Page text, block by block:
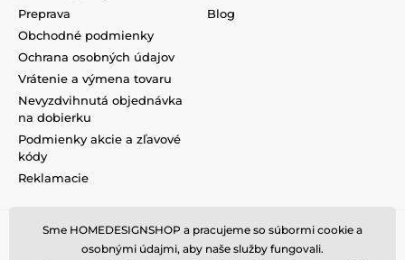
Preprava
Obchodné podmienky
Ochrana osobných údajov
Vrátenie a výmena tovaru
Nevyzdvihnutá objednávka
na dobierku
Podmienky akcie a zľavové
kódy
Reklamacie
Blog
Sme HOMEDESIGNSHOP a pracujeme so súbormi cookie a
osobnými údajmi, aby naše služby fungovali.